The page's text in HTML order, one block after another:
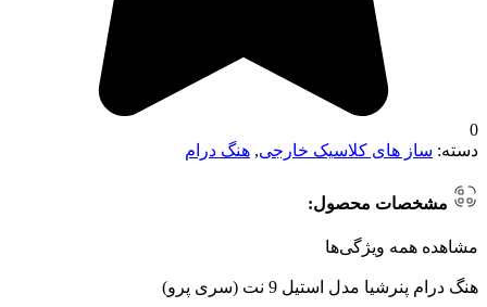
0
دسته: ساز های کلاسیک خارجی, هنگ درام
مشخصات محصول:
مشاهده همه ویژگی‌ها
هنگ درام پنرشیا مدل استیل 9 نت (سری پرو)